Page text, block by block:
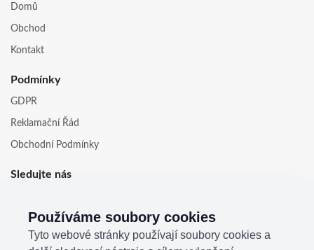
Domů
Obchod
Kontakt
Podmínky
GDPR
Reklamační Řád
Obchodní Podmínky
Sledujte nás
Používáme soubory cookies
Tyto webové stránky používají soubory cookies a